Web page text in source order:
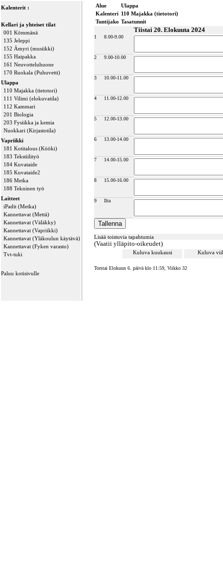
Kalenterit :
Kellari ja yhteiset tilat
001 Kömmänä
135 Jeleppi
152 Ämyri (musiikki)
155 Haipakka
161 Neuvotteluhuone
170 Ruokala (Puhuvetti)
Ulappa
110 Majakka (tietotori)
111 Vilimi (elokuvatila)
112 Kammari
201 Biologia
203 Fysiikka ja kemia
Nuokkari (Kirjastotila)
Vapriikki
181 Kotitalous (Kööki)
183 Tekstiilityö
184 Kuvataide
185 Kuvataide2
186 Metka
188 Tekninen työ
Laitteet
iPadit (Metka)
Kannettavat (Mettä)
Kannettavat (Väläkky)
Kannettavat (Vapriikki)
Kannettavat (Yläkoulun käytävä)
Kannettavat (Fyken varasto)
Tvt-tuki
Paluu kotisivulle
Alue
Ulappa
Kalenteri 110 Majakka (tietotori)
Tuntijako Tasatunnit
Tiistai 20. Elokuuta 2024
1 8.00-9.00
2 9.00-10.00
3 10.00-11.00
4 11.00-12.00
5 12.00-13.00
6 13.00-14.00
7 14.00-15.00
8 15.00-16.00
9 Ilta
Lisää toistuvia tapahtumia
(Vaatii ylläpito-oikeudet)
Kuluva kuukausi Kuluva
Torstai Elokuun 6. päivä klo 11:59, Viikko 32